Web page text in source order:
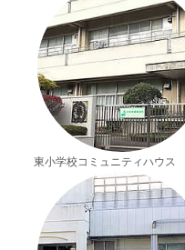
東小学校コミュニティハウス